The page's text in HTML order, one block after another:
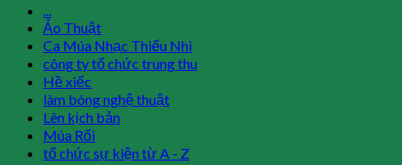
...
Ảo Thuật
Ca Múa Nhạc Thiếu Nhi
công ty tổ chức trung thu
Hề xiếc
làm bóng nghệ thuật
Lên kịch bản
Múa Rối
tổ chức sự kiện từ A - Z